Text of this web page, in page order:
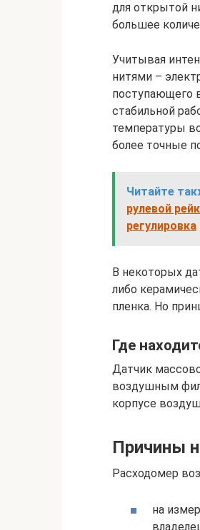
для открытой
большее
Учитывая
нитями –
поступающего
стабильной
температуры
более точные
Читайте
рулевой
регулировка
В некоторых
либо
пленка. Но
Где
Датчик
воздушным
корпусе
Причины
Расходомер
на